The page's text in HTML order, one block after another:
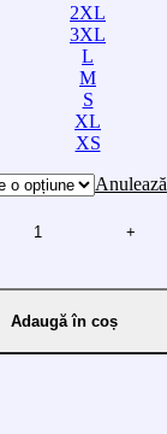
2XL
3XL
L
M
S
XL
XS
Anulează
+
Adaugă în coș